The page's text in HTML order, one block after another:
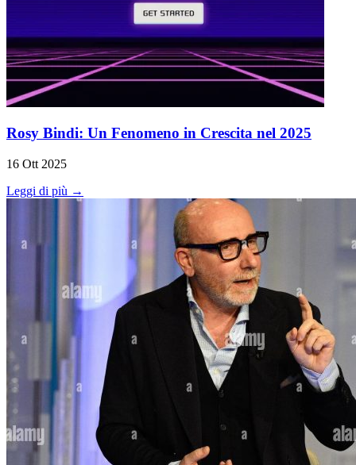
Rosy Bindi: Un Fenomeno in Crescita nel 2025
16 Ott 2025
Leggi di più →